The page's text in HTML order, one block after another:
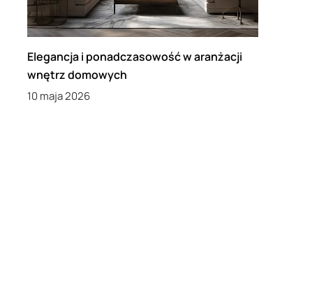
Elegancja i ponadczasowość w aranżacji
wnętrz domowych
10 maja 2026